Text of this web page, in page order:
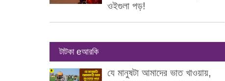
ওইগুলা পড়!
টাটকা eআরকি
যে মানুষটা আমাদের ভাত খাওয়ায়,